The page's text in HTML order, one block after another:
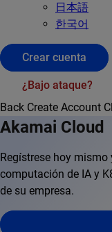
日本語
한국어
Crear cuenta
¿Bajo ataque?
Back Create Account
Akamai Cloud
Regístrese hoy
computación de IA y
de su empresa.